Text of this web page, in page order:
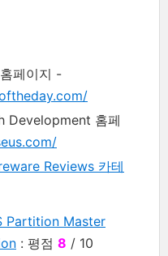
페이지 -
Development 홈페
Reviews 카테
Partition Master
: 평점 8 / 10